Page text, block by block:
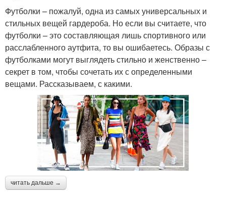
Футболки – пожалуй, одна из самых универсальных и
стильных вещей гардероба. Но если вы считаете, что
футболки – это составляющая лишь спортивного или
расслабленного аутфита, то вы ошибаетесь. Образы с
футболками могут выглядеть стильно и женственно –
секрет в том, чтобы сочетать их с определенными
вещами. Рассказываем, с какими.
читать дальше →